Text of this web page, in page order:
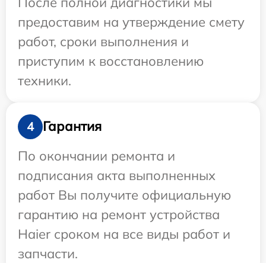
предоставим на утверждение смету
работ, сроки выполнения и
приступим к восстановлению
техники.
4
Гарантия
По окончании ремонта и
подписания акта выполненных
работ Вы получите официальную
гарантию на ремонт устройства
Haier сроком на все виды работ и
запчасти.